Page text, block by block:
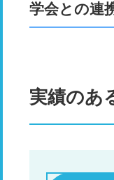
学会との連
実績のあ